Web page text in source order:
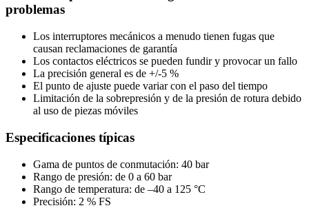
problemas
Los interruptores mecánicos a menudo tienen fugas que
causan reclamaciones de garantía
Los contactos eléctricos se pueden fundir y provocar un fallo
La precisión general es de +/-5 %
El punto de ajuste puede variar con el paso del tiempo
Limitación de la sobrepresión y de la presión de rotura debido
al uso de piezas móviles
Especificaciones típicas
Gama de puntos de conmutación: 40 bar
Rango de presión: de 0 a 60 bar
Rango de temperatura: de –40 a 125 °C
Precisión: 2 % FS